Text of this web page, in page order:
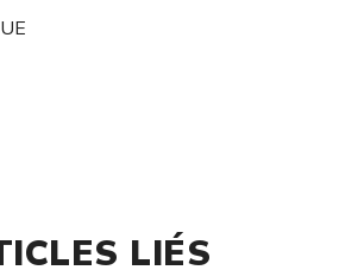
LIÉS